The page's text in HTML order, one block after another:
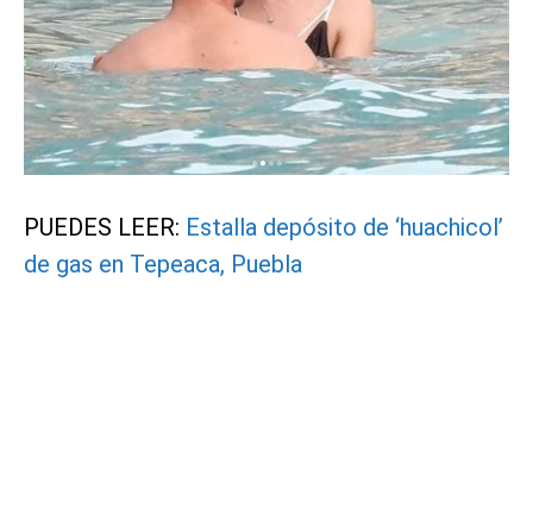
PUEDES LEER: Estalla depósito de ‘huachicol’
de gas en Tepeaca, Puebla